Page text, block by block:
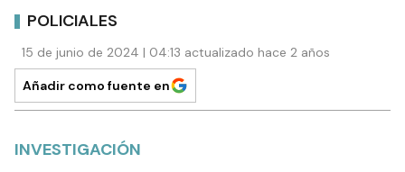
POLICIALES
15 de junio de 2024 | 04:13 actualizado hace 2 años
Añadir como fuente en
INVESTIGACIÓN